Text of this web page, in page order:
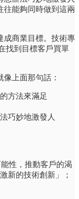
往能夠同時做到這兩
成商業目標。技術專
找到目標客戶買單
上面那句話：
方法來滿足
巧妙地激發人
性，推動客戶的渴
新的技術創新」；